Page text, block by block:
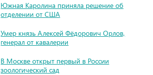
Южная Каролина приняла решение об
отделении от США
Умер князь Алексей Фёдорович Орлов,
генерал от кавалерии
В Москве открыт первый в России
зоологический сад